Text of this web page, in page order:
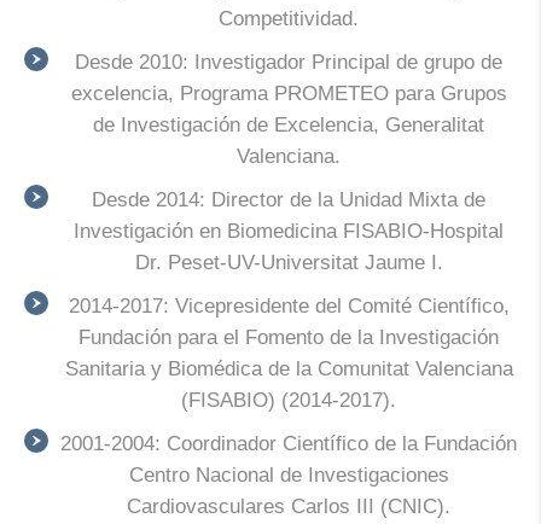
Competitividad.
Desde 2010: Investigador Principal de grupo de
excelencia, Programa PROMETEO para Grupos
de Investigación de Excelencia, Generalitat
Valenciana.
Desde 2014: Director de la Unidad Mixta de
Investigación en Biomedicina FISABIO-Hospital
Dr. Peset-UV-Universitat Jaume I.
2014-2017: Vicepresidente del Comité Científico,
Fundación para el Fomento de la Investigación
Sanitaria y Biomédica de la Comunitat Valenciana
(FISABIO) (2014-2017).
2001-2004: Coordinador Científico de la Fundación
Centro Nacional de Investigaciones
Cardiovasculares Carlos III (CNIC).